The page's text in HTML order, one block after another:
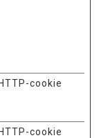
HTTP-cookie
HTTP-cookie